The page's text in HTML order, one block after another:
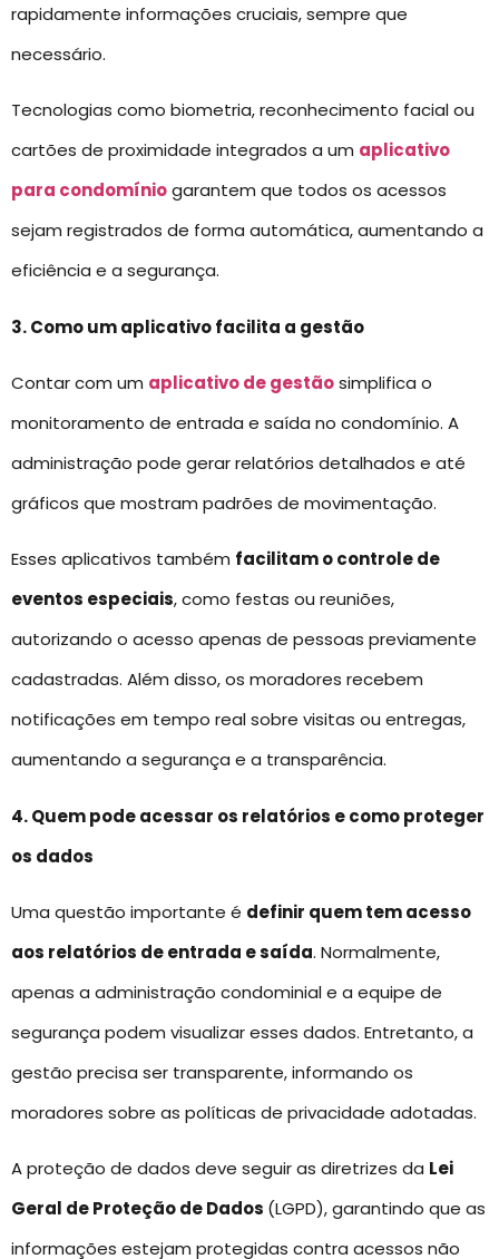
rapidamente informações cruciais, sempre que
necessário.
Tecnologias como biometria, reconhecimento facial ou
cartões de proximidade integrados a um aplicativo
para condomíniogarantem que todos os acessos
sejam registrados de forma automática, aumentando a
eficiência e a segurança.
3. Como um aplicativo facilita a gestão
Contar com um aplicativo de gestãosimplifica o
monitoramento de entrada e saída no condomínio. A
administração pode gerar relatórios detalhados e até
gráficos que mostram padrões de movimentação.
Esses aplicativos também facilitam o controle de
eventos especiais, como festas ou reuniões,
autorizando o acesso apenas de pessoas previamente
cadastradas. Além disso, os moradores recebem
notificações em tempo real sobre visitas ou entregas,
aumentando a segurança e a transparência.
4. Quem pode acessar os relatórios e como proteger
os dados
Uma questão importante é definir quem tem acesso
aos relatórios de entrada e saída. Normalmente,
apenas a administração condominial e a equipe de
segurança podem visualizar esses dados. Entretanto, a
gestão precisa ser transparente, informando os
moradores sobre as políticas de privacidade adotadas.
A proteção de dados deve seguir as diretrizes da Lei
Geral de Proteção de Dados (LGPD), garantindo que as
informações estejam protegidas contra acessos não